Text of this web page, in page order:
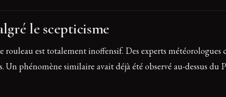
le scepticisme
est totalement inoffensif. Des experts
phénomène similaire avait déjà été observé au-dessus du